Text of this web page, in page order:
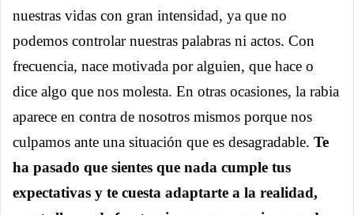
nuestras vidas con gran intensidad, ya que no
podemos controlar nuestras palabras ni actos. Con
frecuencia, nace motivada por alguien, que hace o
dice algo que nos molesta. En otras ocasiones, la rabia
aparece en contra de nosotros mismos porque nos
culpamos ante una situación que es desagradable. Te
ha pasado que sientes que nada cumple tus
expectativas y te cuesta adaptarte a la realidad,